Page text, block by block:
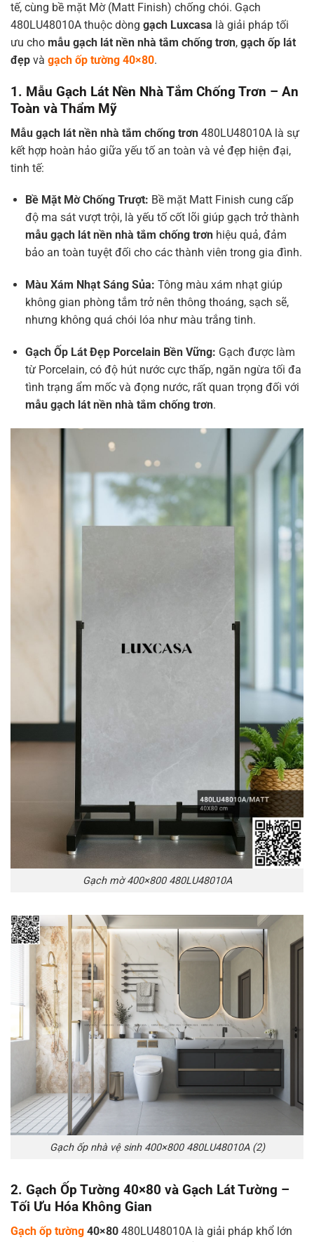
tế, cùng bề mặt Mờ (Matt Finish) chống chói. Gạch
480LU48010A thuộc dòng gạch Luxcasa là giải pháp tối
ưu cho mẫu gạch lát nền nhà tắm chống trơn, gạch ốp lát
đẹp và gạch ốp tường 40×80.
1. Mẫu Gạch Lát Nền Nhà Tắm Chống Trơn – An
Toàn và Thẩm Mỹ
Mẫu gạch lát nền nhà tắm chống trơn 480LU48010A là sự
kết hợp hoàn hảo giữa yếu tố an toàn và vẻ đẹp hiện đại,
tinh tế:
Bề Mặt Mờ Chống Trượt: Bề mặt Matt Finish cung cấp
độ ma sát vượt trội, là yếu tố cốt lõi giúp gạch trở thành
mẫu gạch lát nền nhà tắm chống trơnhiệu quả, đảm
bảo an toàn tuyệt đối cho các thành viên trong gia đình.
Màu Xám Nhạt Sáng Sủa: Tông màu xám nhạt giúp
không gian phòng tắm trở nên thông thoáng, sạch sẽ,
nhưng không quá chói lóa như màu trắng tinh.
Gạch Ốp Lát Đẹp Porcelain Bền Vững: Gạch được làm
từ Porcelain, có độ hút nước cực thấp, ngăn ngừa tối đa
tình trạng ẩm mốc và đọng nước, rất quan trọng đối với
mẫu gạch lát nền nhà tắm chống trơn.
Gạch mờ 400×800 480LU48010A
Gạch ốp nhà vệ sinh 400×800 480LU48010A (2)
2. Gạch Ốp Tường 40×80 và Gạch Lát Tường –
Tối Ưu Hóa Không Gian
Gạch ốp tường 40×80 480LU48010A là giải pháp khổ lớn